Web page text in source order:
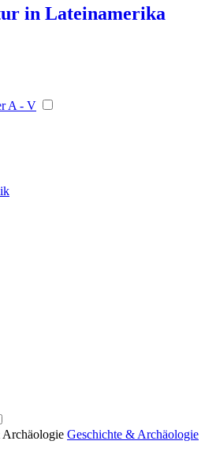
in Lateinamerika
A - V
Archäologie Geschichte & Archäologie